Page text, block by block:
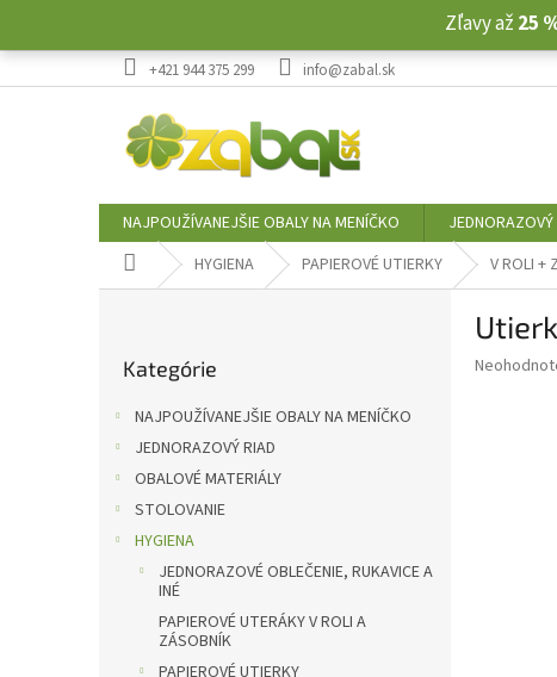
obsah
Zľavy až 25
+421 944 375 299 info@zabal.sk
NAJPOUŽÍVANEJŠIE OBALY NA MENÍČKO JEDNORAZOVÝ
DomovHYGIENA PAPIEROVÉ UTIERKY V ROLI +
kategórie
Kategórie
NAJPOUŽÍVANEJŠIE OBALY NA MENÍČKO
JEDNORAZOVÝ RIAD
OBALOVÉ MATERIÁLY
STOLOVANIE
HYGIENA
JEDNORAZOVÉ OBLEČENIE, RUKAVICE A
INÉ
PAPIEROVÉ UTERÁKY V ROLI A
ZÁSOBNÍK
PAPIEROVÉ UTIERKY
Priemerné